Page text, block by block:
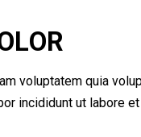
voluptatem quia
incididunt ut labore